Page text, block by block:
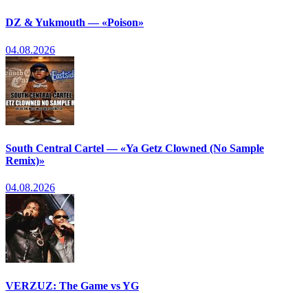
DZ & Yukmouth — «Poison»
04.08.2026
South Central Cartel — «Ya Getz Clowned (No Sample
Remix)»
04.08.2026
VERZUZ: The Game vs YG